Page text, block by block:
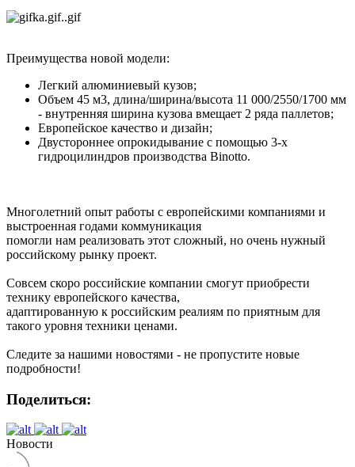
Преимущества новой модели:
Легкий алюминиевый кузов;
Объем 45 м3, длина/ширина/высота 11 000/2550/1700 мм
- внутренняя ширина кузова вмещает 2 ряда паллетов;
Европейское качество и дизайн;
Двустороннее опрокидывание с помощью 3-х
гидроцилиндров производства Binotto.
Многолетний опыт работы с европейскими компаниями и
выстроенная годами коммуникация
помогли нам реализовать этот сложный, но очень нужный
российскому рынку проект.
Совсем скоро российские компании смогут приобрести
технику европейского качества,
адаптированную к российским реалиям по приятным для
такого уровня техники ценами.
Следите за нашими новостями - не пропустите новые
подробности!
Поделиться:
Новости